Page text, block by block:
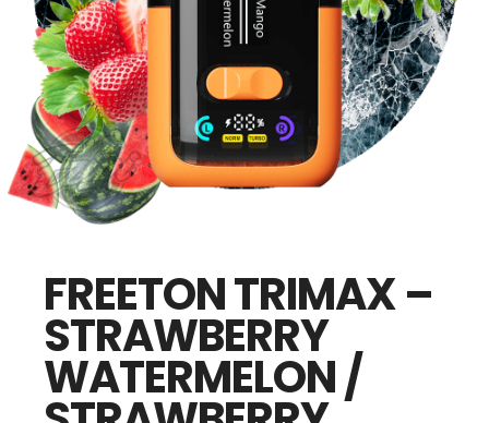
FREETON TRIMAX –
STRAWBERRY
WATERMELON /